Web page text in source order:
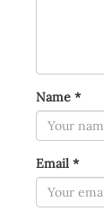
Name *
Email *